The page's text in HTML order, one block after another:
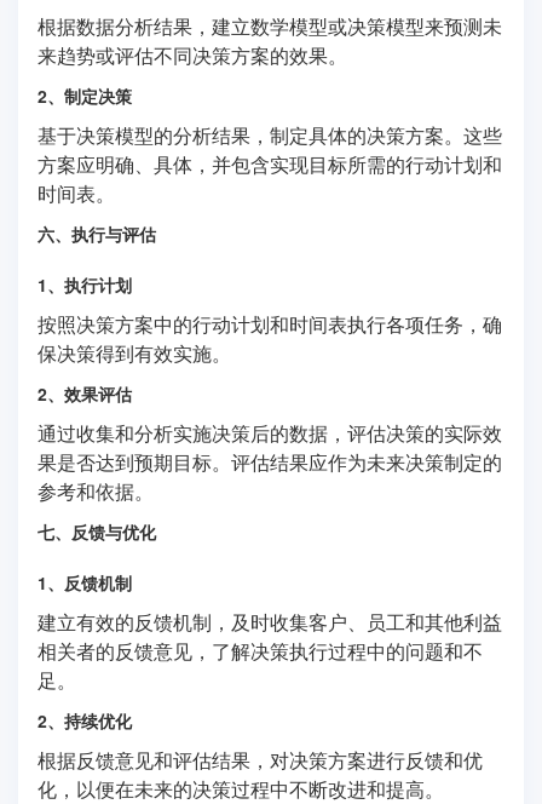
根据数据分析结果，建立数学模型或决策模型来预测未
来趋势或评估不同决策方案的效果。
2、制定决策
基于决策模型的分析结果，制定具体的决策方案。这些
方案应明确、具体，并包含实现目标所需的行动计划和
时间表。
六、执行与评估
1、执行计划
按照决策方案中的行动计划和时间表执行各项任务，确
保决策得到有效实施。
2、效果评估
通过收集和分析实施决策后的数据，评估决策的实际效
果是否达到预期目标。评估结果应作为未来决策制定的
参考和依据。
七、反馈与优化
1、反馈机制
建立有效的反馈机制，及时收集客户、员工和其他利益
相关者的反馈意见，了解决策执行过程中的问题和不
足。
2、持续优化
根据反馈意见和评估结果，对决策方案进行反馈和优
化，以便在未来的决策过程中不断改进和提高。